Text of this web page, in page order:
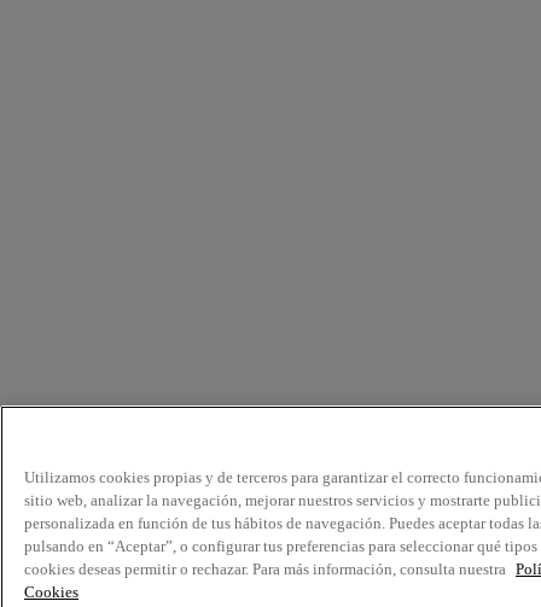
Utilizamos cookies propias y de terceros para garantizar el correcto
sitio web, analizar la navegación, mejorar nuestros servicios y mostrarte
personalizada en función de tus hábitos de navegación. Puedes aceptar todas
pulsando en “Aceptar”, o configurar tus preferencias para seleccionar qué tipos
cookies deseas permitir o rechazar. Para más información, consulta nuestra
Cookies